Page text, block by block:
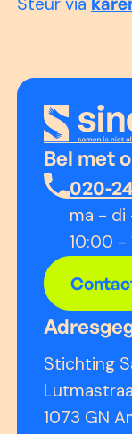
Bel met
020-
ma -
10:00 -
Stichting
1073 GN